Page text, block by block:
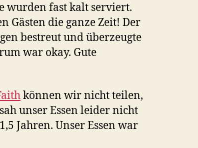
wurden fast kalt serviert.
Gästen die ganze Zeit! Der
bestreut und überzeugte
war okay. Gute
können wir nicht teilen,
unser Essen leider nicht
Jahren. Unser Essen war